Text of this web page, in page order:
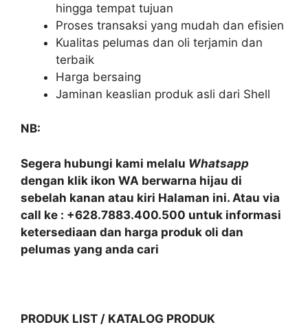
hingga tempat tujuan
Proses transaksi yang mudah dan efisien
Kualitas pelumas dan oli terjamin dan
terbaik
Harga bersaing
Jaminan keaslian produk asli dari Shell
NB:
Segera hubungi kami melalu Whatsapp
dengan klik ikon WA berwarna hijau di
sebelah kanan atau kiri Halaman ini. Atau via
call ke : +628.7883.400.500 untuk informasi
ketersediaan dan harga produk oli dan
pelumas yang anda cari
PRODUK LIST / KATALOG PRODUK